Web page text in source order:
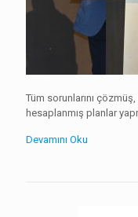
Tüm sorunlarını
hesaplanmış planlar
Devamını Oku